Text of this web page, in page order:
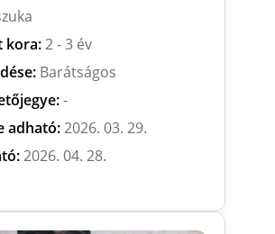
kora:2 - 3 év
Barátságos
-
adható:2026. 03. 29.
2026. 04. 28.